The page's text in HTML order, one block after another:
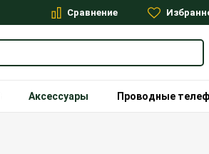
Сравнение
Аксессуары Проводные